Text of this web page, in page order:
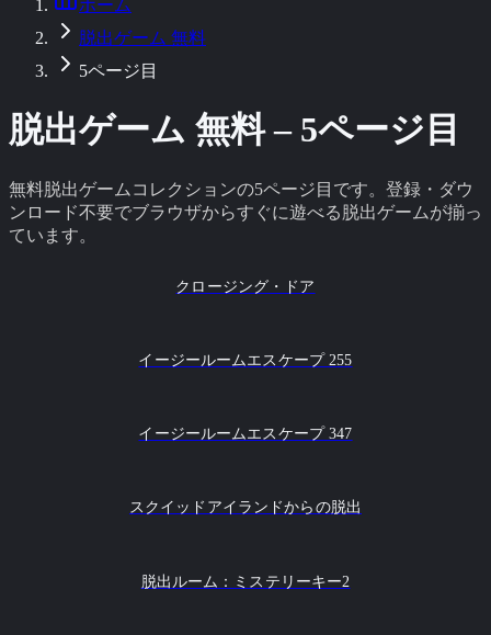
ホーム
脱出ゲーム 無料
5ページ目
脱出ゲーム 無料 – 5ページ目
無料脱出ゲームコレクションの5ページ目です。登録・ダウ
ンロード不要でブラウザからすぐに遊べる脱出ゲームが揃っ
ています。
クロージング・ドア
イージールームエスケープ 255
イージールームエスケープ 347
スクイッドアイランドからの脱出
脱出ルーム：ミステリーキー2